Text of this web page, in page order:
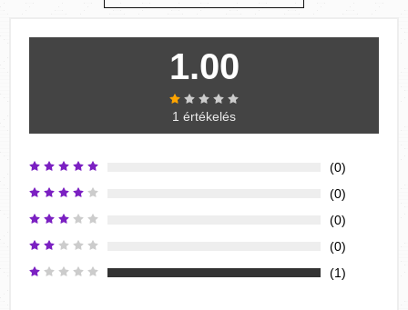
1.00
1 értékelés
(0)
(0)
(0)
(0)
(1)